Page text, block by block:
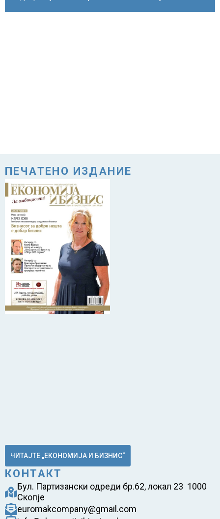
ПЕЧАТЕНО ИЗДАНИЕ
ЧИТАЈТЕ „ЕКОНОМИЈА И БИЗНИС“
КОНТАКТ
Бул. Партизански одреди бр.62, локал 23 1000
Скопје
euromakcompany@gmail.com